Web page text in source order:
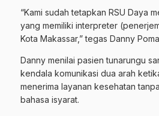
“Kami sudah tetapkan RSU Daya
yang memiliki interpreter
Kota Makassar,” tegas Danny
Danny menilai pasien tunarungu
kendala komunikasi dua arah
menerima layanan kesehatan
bahasa isyarat.